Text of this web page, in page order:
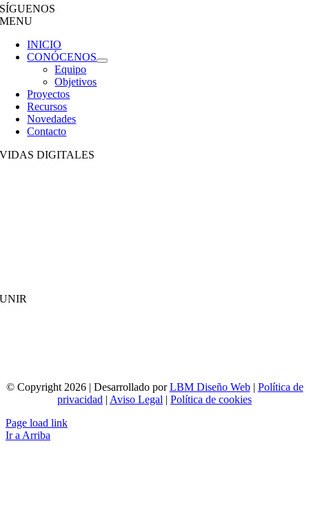
SÍGUENOS
MENU
INICIO
CONÓCENOS
Equipo
Objetivos
Proyectos
Recursos
Novedades
Contacto
VIDAS DIGITALES
UNIR
© Copyright 2026 | Desarrollado porLBM Diseño Web| Política de
privacidad | Aviso Legal | Política de cookies
Page load link
Ir a Arriba